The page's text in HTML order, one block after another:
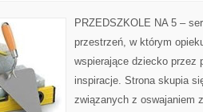
PRZEDSZKOLE NA 5 –
przestrzeń, w którym
wspierające dziecko przez
inspiracje. Strona skupia
związanych z oswajaniem